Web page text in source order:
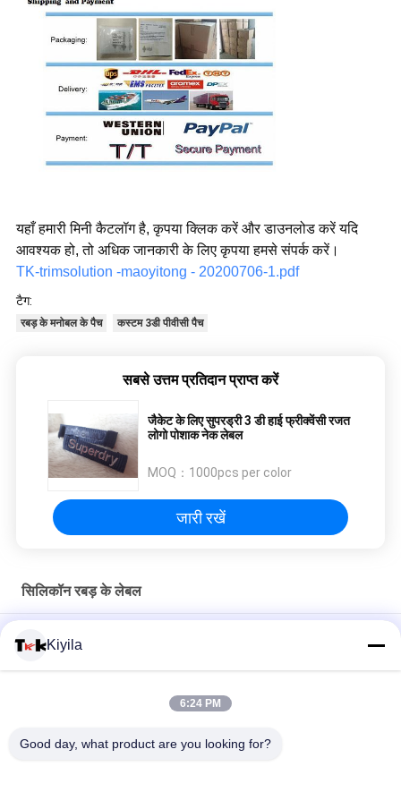
यहाँ हमारी मिनी कैटलॉग है, कृपया क्लिक करें और डाउनलोड करें यदि
आवश्यक हो, तो अधिक जानकारी के लिए कृपया हमसे संपर्क करें।
TK-trimsolution -maoyitong - 20200706-1.pdf
टैग:
रबड़ के मनोबल के पैच कस्टम 3डी पीवीसी पैच
सबसे उत्तम प्रतिदान प्राप्त करें
जैकेट के लिए सुपरड्री 3 डी हाई फ्रीक्वेंसी रजत
लोगो पोशाक नेक लेबल
MOQ： 1000pcs per color
जारी रखें
सिलिकॉन रबड़ के लेबल
गर्मी हस्तांतरण पैच
कस्टम थोक सिलिकॉन बैज - कार्टून पशु/ब्रांड लोगो पैच गारमेंट बैकपैक टोपी सजावट
धोने योग्य 3 डी सिलिकॉन सजावट स्टैम्प गैर विषैले, गंधहीन और जैव अपघटनीय
Kiyila
6:24 PM
Good day, what product are you looking for?